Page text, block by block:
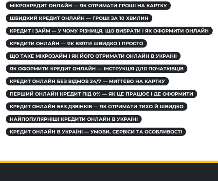
МІКРОКРЕДИТ ОНЛАЙН — ЯК ОТРИМАТИ ГРОШІ НА КАРТКУ
ШВИДКИЙ КРЕДИТ ОНЛАЙН — ГРОШІ ЗА 10 ХВИЛИН
КРЕДИТ І ЗАЙМ — У ЧОМУ РІЗНИЦЯ, ЩО ВИБРАТИ І ЯК ОФОРМИТИ ОНЛАЙН
КРЕДИТИ ОНЛАЙН — ЯК ВЗЯТИ ШВИДКО І ПРОСТО
ЩО ТАКЕ МІКРОЗАЙМ І ЯК ЙОГО ОТРИМАТИ ОНЛАЙН В УКРАЇНІ
ЯК ОФОРМИТИ КРЕДИТ ОНЛАЙН — ІНСТРУКЦІЯ ДЛЯ ПОЧАТКІВЦІВ
КРЕДИТ ОНЛАЙН БЕЗ ВІДМОВ 24/7 — МИТТЄВО НА КАРТКУ
ПЕРШИЙ ОНЛАЙН КРЕДИТ ПІД 0% — ЯК ЦЕ ПРАЦЮЄ І ДЕ ОФОРМИТИ
КРЕДИТ ОНЛАЙН БЕЗ ДЗВІНКІВ — ЯК ОТРИМАТИ ТИХО Й ШВИДКО
НАЙПОПУЛЯРНІШІ КРЕДИТИ ОНЛАЙН В УКРАЇНІ
КРЕДИТ ОНЛАЙН В УКРАЇНІ — УМОВИ, СЕРВІСИ ТА ОСОБЛИВОСТІ